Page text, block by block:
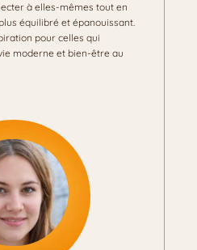
à elles-mêmes tout en
équilibré et épanouissant.
pour celles qui
moderne et bien-être au